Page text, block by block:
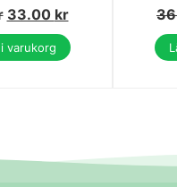
33.00 kr
varukorg